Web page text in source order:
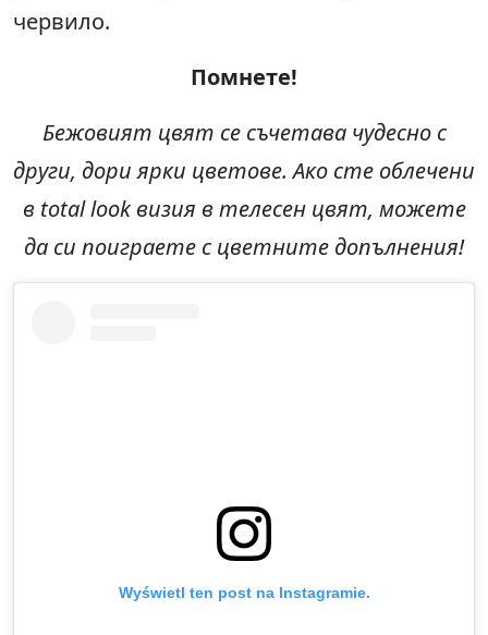
червило.
Помнете!
Бежовият цвят се съчетава чудесно с
други, дори ярки цветове. Ако сте облечени
в total look визия в телесен цвят, можете
да си поиграете с цветните допълнения!
Wyświetl ten post na Instagramie.